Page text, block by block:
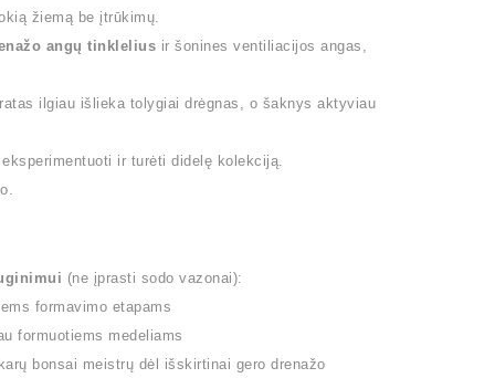
žiemą be įtrūkimų.
angų tinklelius ir šonines ventiliacijos angas,
ilgiau išlieka tolygiai drėgnas, o šaknys aktyviau
ir turėti didelę kolekciją.
(ne įprasti sodo vazonai):
formavimo etapams
formuotiems medeliams
bonsai meistrų dėl išskirtinai gero drenažo